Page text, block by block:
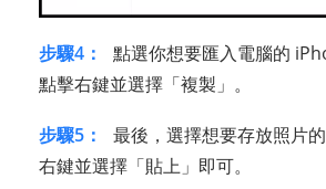
步驟4：
點選你想要匯入電腦的
點擊右鍵並選擇「複製」。
步驟5：
最後，選擇想要存放照片
右鍵並選擇「貼上」即可。